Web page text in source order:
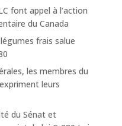
font appel à l’action
du Canada
frais salue
les membres du
leurs
du Sénat et